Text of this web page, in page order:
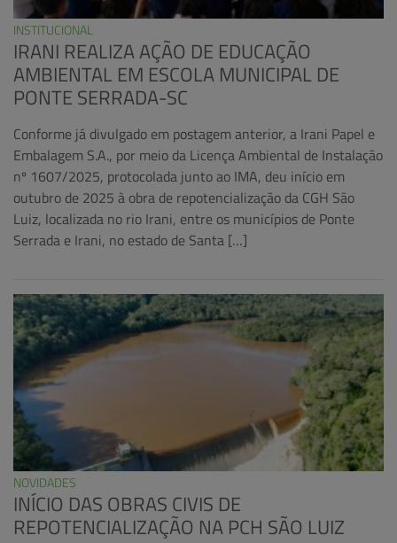
INSTITUCIONAL
IRANI REALIZA AÇÃO DE EDUCAÇÃO
AMBIENTAL EM ESCOLA MUNICIPAL DE
PONTE SERRADA-SC
Conforme já divulgado em postagem anterior, a Irani Papel e
Embalagem S.A., por meio da Licença Ambiental de Instalação
nº 1607/2025, protocolada junto ao IMA, deu início em
outubro de 2025 à obra de repotencialização da CGH São
Luiz, localizada no rio Irani, entre os municípios de Ponte
Serrada e Irani, no estado de Santa […]
NOVIDADES
INÍCIO DAS OBRAS CIVIS DE
REPOTENCIALIZAÇÃO NA PCH SÃO LUIZ